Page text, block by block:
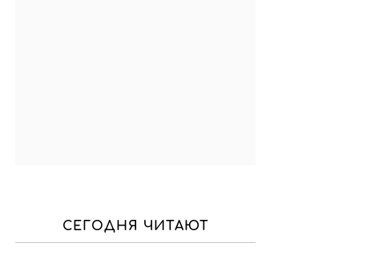
СЕГОДНЯ ЧИТАЮТ